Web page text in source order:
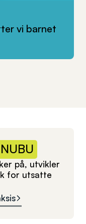
vi barnet
NUBU
på, utvikler
for utsatte